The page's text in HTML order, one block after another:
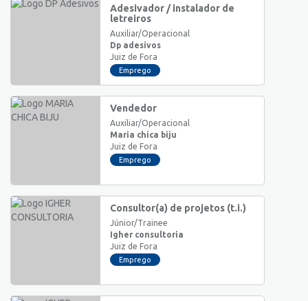
Adesivador / instalador de
letreiros
Auxiliar/Operacional
Dp adesivos
Juiz de Fora
Emprego
Vendedor
Auxiliar/Operacional
Maria chica biju
Juiz de Fora
Emprego
Consultor(a) de projetos (t.i.)
Júnior/Trainee
Igher consultoria
Juiz de Fora
Emprego